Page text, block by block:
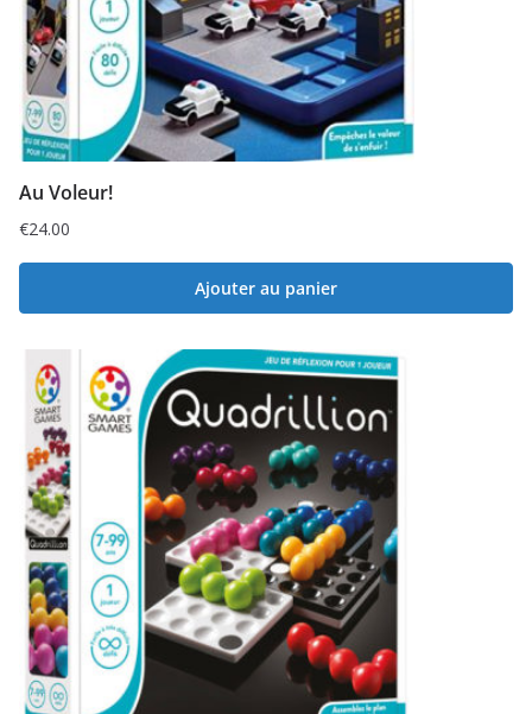
Au Voleur!
€24.00
Ajouter au panier